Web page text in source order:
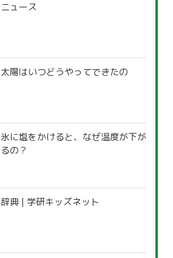
ニュース
太陽はいつどうやってできたの
氷に塩をかけると、なぜ温度が下が
るの？
辞典 | 学研キッズネット